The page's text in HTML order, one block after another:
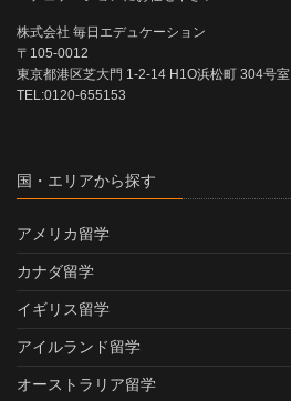
株式会社 毎日エデュケーション
〒105-0012
東京都港区芝大門 1-2-14 H1O浜松町 304号室
TEL:0120-655153
国・エリアから探す
アメリカ留学
カナダ留学
イギリス留学
アイルランド留学
オーストラリア留学